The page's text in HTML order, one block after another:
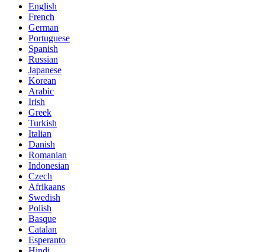
English
French
German
Portuguese
Spanish
Russian
Japanese
Korean
Arabic
Irish
Greek
Turkish
Italian
Danish
Romanian
Indonesian
Czech
Afrikaans
Swedish
Polish
Basque
Catalan
Esperanto